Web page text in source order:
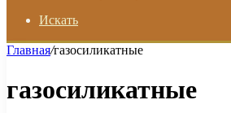
Искать
Главная/газосиликатные
газосиликатные